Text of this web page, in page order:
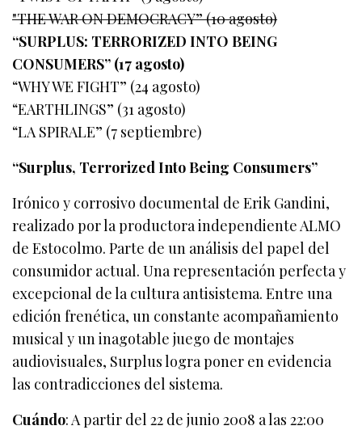
"THE WAR ON DEMOCRACY” (10 agosto)
“SURPLUS: TERRORIZED INTO BEING
CONSUMERS” (17 agosto)
“WHY WE FIGHT” (24 agosto)
“EARTHLINGS” (31 agosto)
“LA SPIRALE” (7 septiembre)
“Surplus, Terrorized Into Being Consumers”
Irónico y corrosivo documental de Erik Gandini,
realizado por la productora independiente ALMO
de Estocolmo. Parte de un análisis del papel del
consumidor actual. Una representación perfecta y
excepcional de la cultura antisistema. Entre una
edición frenética, un constante acompañamiento
musical y un inagotable juego de montajes
audiovisuales, Surplus logra poner en evidencia
las contradicciones del sistema.
Cuándo: A partir del 22 de junio 2008 a las 22:00